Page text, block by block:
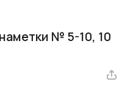
№ 5-10, 10